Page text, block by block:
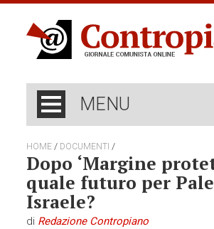
MENU
HOME / DOCUMENTI /
Dopo ‘Margine
quale futuro per
Israele?
di Redazione Contropiano